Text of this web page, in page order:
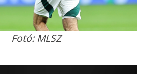
Fotó: MLSZ